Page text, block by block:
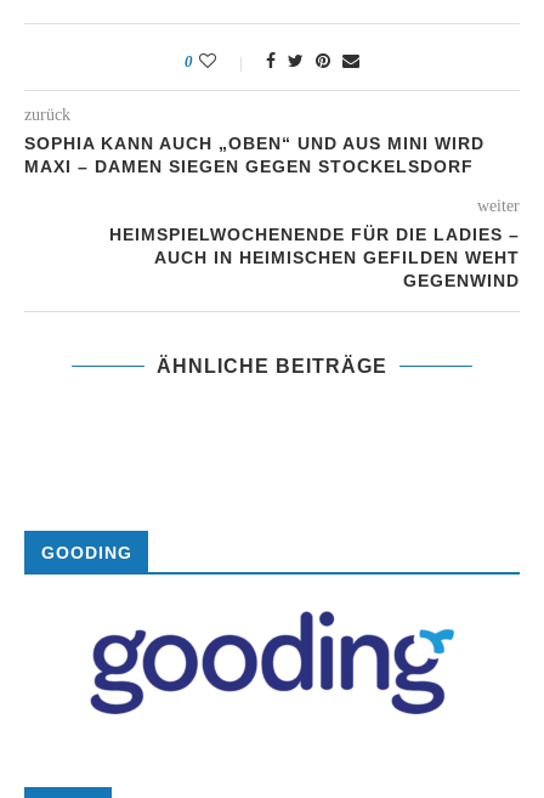
0
zurück
SOPHIA KANN AUCH „OBEN“ UND AUS MINI WIRD
MAXI – DAMEN SIEGEN GEGEN STOCKELSDORF
weiter
HEIMSPIELWOCHENENDE FÜR DIE LADIES –
AUCH IN HEIMISCHEN GEFILDEN WEHT
GEGENWIND
ÄHNLICHE BEITRÄGE
GOODING